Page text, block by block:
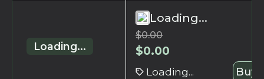
Loading...
Loading...
$0.00
$0.00
Loading... Buy